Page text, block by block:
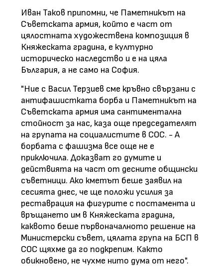
Иван Таков припомни, че Паметникът на
Съветската армия, който е част от
цялостната художествена композиция в
Княжеската градина, е културно
историческо наследство и е на цяла
България, а не само на София.
"Ние с Васил Терзиев сме кръвно свързани с
антифашистката борба и Паметникът на
Съветската армия има сантиментална
стойност за нас, каза още председателят
на групата на социалистите в СОС. - А
борбата с фашизма все още не е
приключила. Доказват го думите и
действията на част от десните общински
съветници. Ако кметът беше заявил на
сесията днес, че ще положи усилия за
реставрация на фигурите с постамента и
връщането им в Княжеската градина,
каквото беше първоначалното решение на
Министерски съвет, цялата група на БСП в
СОС щяхме да го подкрепим. Както
обикновено, не чухме нито дума от него".